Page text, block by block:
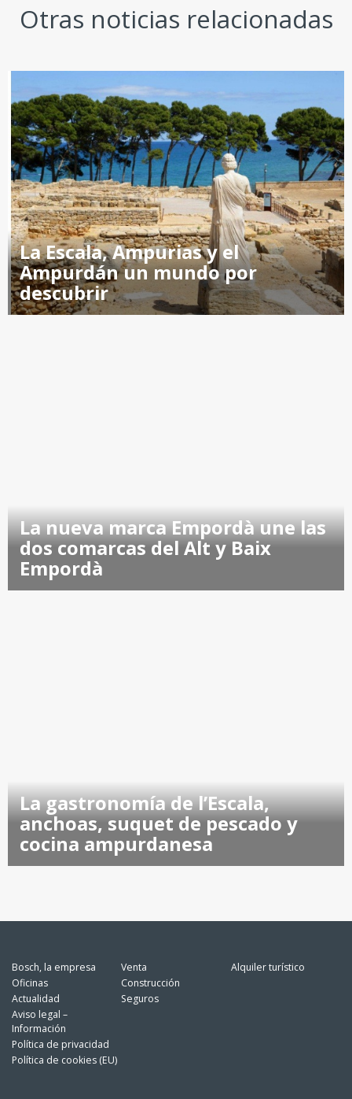
Otras noticias relacionadas
La Escala, Ampurias y el
Ampurdán un mundo por
descubrir
La nueva marca Empordà une las
dos comarcas del Alt y Baix
Empordà
La gastronomía de l’Escala,
anchoas, suquet de pescado y
cocina ampurdanesa
Bosch, la empresa
Oficinas
Actualidad
Aviso legal –
Información
Política de privacidad
Política de cookies (EU)
Venta
Construcción
Seguros
Alquiler turístico